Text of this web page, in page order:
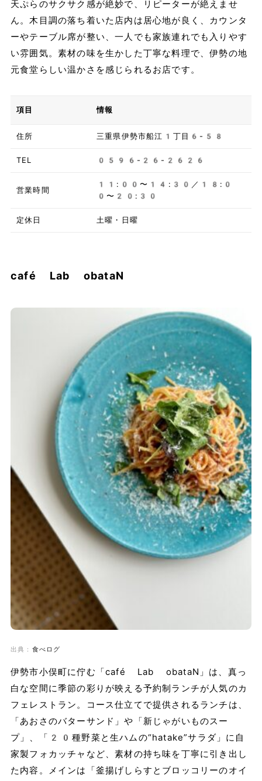
天ぷらのサクサク感が絶妙で、リピーターが絶えませ
ん。木目調の落ち着いた店内は居心地が良く、カウンタ
ーやテーブル席が整い、一人でも家族連れでも入りやす
い雰囲気。素材の味を生かした丁寧な料理で、伊勢の地
元食堂らしい温かさを感じられるお店です。
項目 情報
住所 三重県伊勢市船江1丁目6-58
TEL 0596-26-2626
営業時間
11:00〜14:30／18:0
0〜20:30
定休日 土曜・日曜
café Lab obataN
出典： 食べログ
伊勢市小俣町に佇む「café Lab obataN」は、真っ
白な空間に季節の彩りが映える予約制ランチが人気のカ
フェレストラン。コース仕立てで提供されるランチは、
「あおさのバターサンド」や「新じゃがいものスー
プ」、「20種野菜と生ハムの“hatake”サラダ」に自
家製フォカッチャなど、素材の持ち味を丁寧に引き出し
た内容。メインは「釜揚げしらすとブロッコリーのオイ